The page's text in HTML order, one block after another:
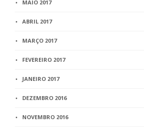
MAIO 2017
ABRIL 2017
MARÇO 2017
FEVEREIRO 2017
JANEIRO 2017
DEZEMBRO 2016
NOVEMBRO 2016